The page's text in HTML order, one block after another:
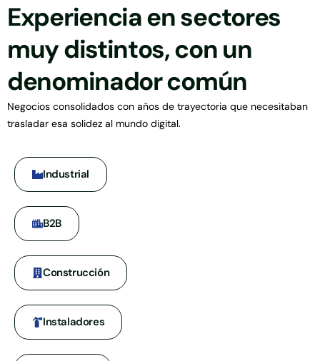
Experiencia en sectores
muy distintos, con un
denominador común
Negocios consolidados con años de trayectoria que necesitaban
trasladar esa solidez al mundo digital.
Industrial
B2B
Construcción
Instaladores